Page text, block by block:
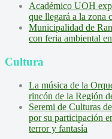
Académico UOH
que llegará a la zona
Municipalidad de
con feria ambiental
Cultura
La música de la
rincón de la Región
Seremi de Culturas
por su participación
terror y fantasía